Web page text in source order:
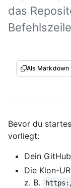
das
Als Markdown
Bevor du
vorliegt:
Dein
Die Klon-
z. B.